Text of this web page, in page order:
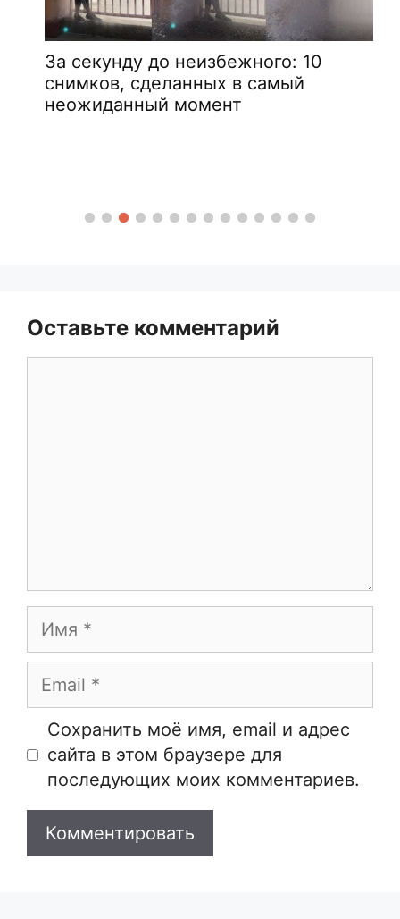
За секунду до неизбежного: 10
снимков, сделанных в самый
неожиданный момент
Оставьте комментарий
Имя
Email
Сайт
Сохранить моё имя, email и адрес
сайта в этом браузере для
последующих моих комментариев.